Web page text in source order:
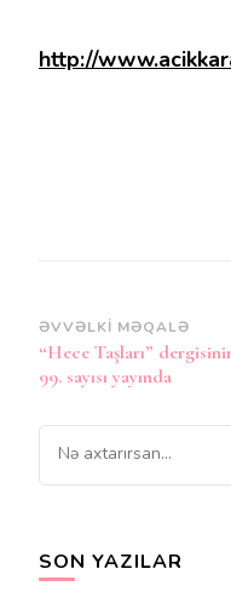
http://
Post
Naviqasiya
ƏVVƏLKI MƏQALƏ
“Hece Taşları”
99. sayısı yayında
Bir
şey
SON YAZILAR